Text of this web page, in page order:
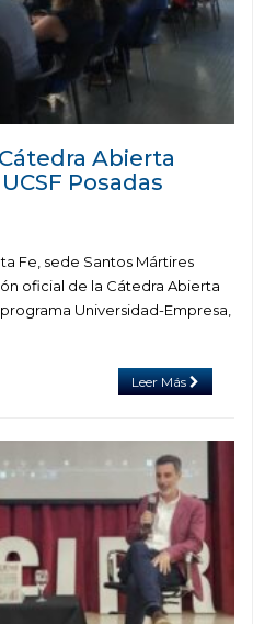
Abierta
Posadas
Fe, sede Santos Mártires
oficial de la Cátedra Abierta
Universidad-Empresa,
Leer Más